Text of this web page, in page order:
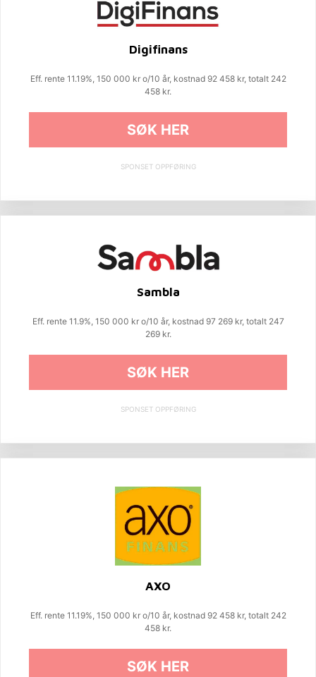
Digifinans
Eff. rente 11.19%, 150 000 kr o/10 år, kostnad 92 458 kr, totalt 242
458 kr.
SØK HER
SPONSET OPPFØRING
Sambla
Eff. rente 11.9%, 150 000 kr o/10 år, kostnad 97 269 kr, totalt 247
269 kr.
SØK HER
SPONSET OPPFØRING
AXO
Eff. rente 11.19%, 150 000 kr o/10 år, kostnad 92 458 kr, totalt 242
458 kr.
SØK HER